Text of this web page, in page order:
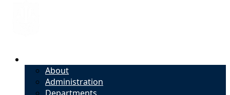
About
Administration